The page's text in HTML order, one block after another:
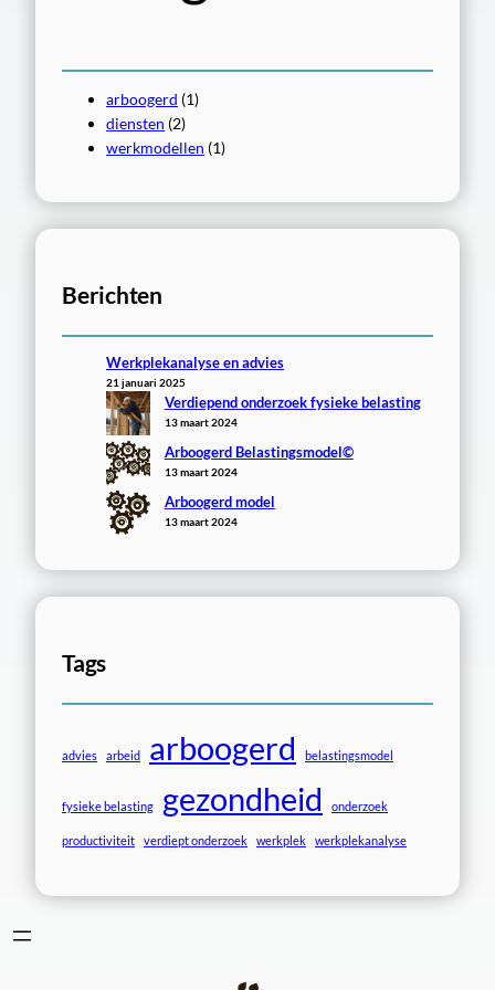
arboogerd (1)
diensten (2)
werkmodellen (1)
Berichten
Werkplekanalyse en advies
21 januari 2025
Verdiepend onderzoek fysieke belasting
13 maart 2024
Arboogerd Belastingsmodel©
13 maart 2024
Arboogerd model
13 maart 2024
Tags
advies arbeid arboogerd belastingsmodel
fysieke belasting gezondheid onderzoek
productiviteit verdiept onderzoek werkplek werkplekanalyse